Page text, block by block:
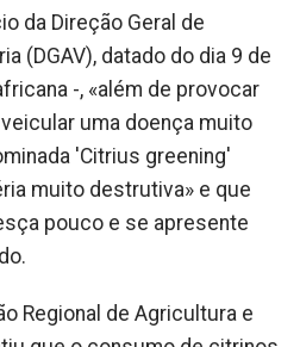
da Direção Geral de
(DGAV), datado do dia 9 de
-, «além de provocar
uma doença muito
'Citrius greening'
muito destrutiva» e que
pouco e se apresente
Regional de Agricultura e